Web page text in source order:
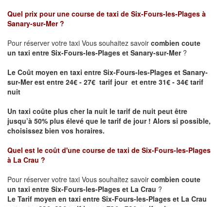
Quel prix pour une course de taxi de Six-Fours-les-Plages à
Sanary-sur-Mer ?
Pour réserver votre taxi Vous souhaitez savoir combien coute
un taxi entre Six-Fours-les-Plages et Sanary-sur-Mer ?
Le Coût moyen en taxi entre Six-Fours-les-Plages et Sanary-
sur-Mer est entre 24€ - 27€ tarif jour et entre 31€ - 34€ tarif
nuit
Un taxi coûte plus cher la nuit le tarif de nuit peut être
jusqu’à 50% plus élevé que le tarif de jour ! Alors si possible,
choisissez bien vos horaires.
Quel est le coût d'une course de taxi de Six-Fours-les-Plages
à La Crau ?
Pour réserver votre taxi Vous souhaitez savoir combien coute
un taxi entre Six-Fours-les-Plages et La Crau ?
Le Tarif moyen en taxi entre Six-Fours-les-Plages et La Crau